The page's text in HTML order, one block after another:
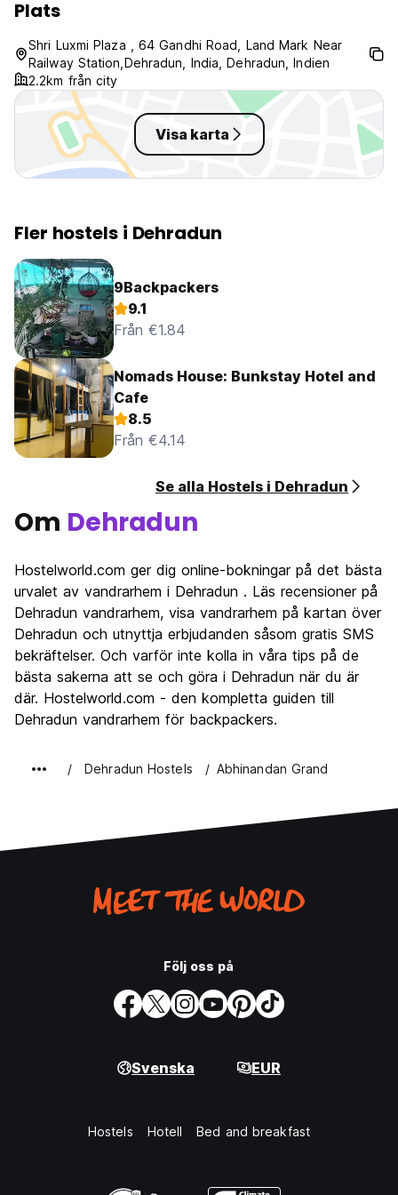
stanna enligt regeringens vistelse- och karantänpolicy för
Plats
Shri Luxmi Plaza , 64 Gandhi Road, Land Mark Near
Railway Station,Dehradun, India, Dehradun, Indien
2.2km från city
Visa karta
Fler hostels i Dehradun
9Backpackers
9.1
Från €1.84
Nomads House: Bunkstay Hotel and
Cafe
8.5
Från €4.14
Se alla Hostels i Dehradun
Om Dehradun
Hostelworld.com ger dig online-bokningar på det bästa
urvalet av vandrarhem i Dehradun . Läs recensioner på
Dehradun vandrarhem, visa vandrarhem på kartan över
Dehradun och utnyttja erbjudanden såsom gratis SMS
bekräftelser. Och varför inte kolla in våra tips på de
bästa sakerna att se och göra i Dehradun när du är
där. Hostelworld.com - den kompletta guiden till
Dehradun vandrarhem för backpackers.
Dehradun Hostels Abhinandan Grand
Följ oss på
Svenska EUR
Hostels Hotell Bed and breakfast